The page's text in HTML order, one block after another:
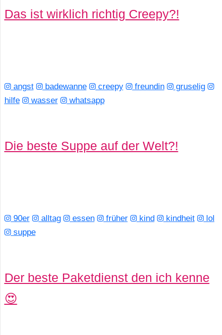
Das ist wirklich richtig Creepy?!
angst badewanne creepy freundin
gruselig
hilfe
wasser whatsapp
Die beste Suppe auf der Welt?!
90er alltag essen früher kind kindheit
lol
suppe
Der beste Paketdienst den ich kenne
😍